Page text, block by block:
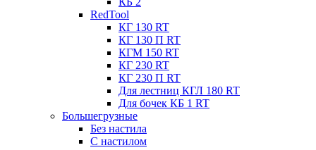
RedTool
КГ 130 RT
КГ 130 П RT
КГМ 150 RT
КГ 230 RT
КГ 230 П RT
Для лестниц КГЛ 180 RT
Для бочек КБ 1 RT
Большегрузные
Без настила
С настилом